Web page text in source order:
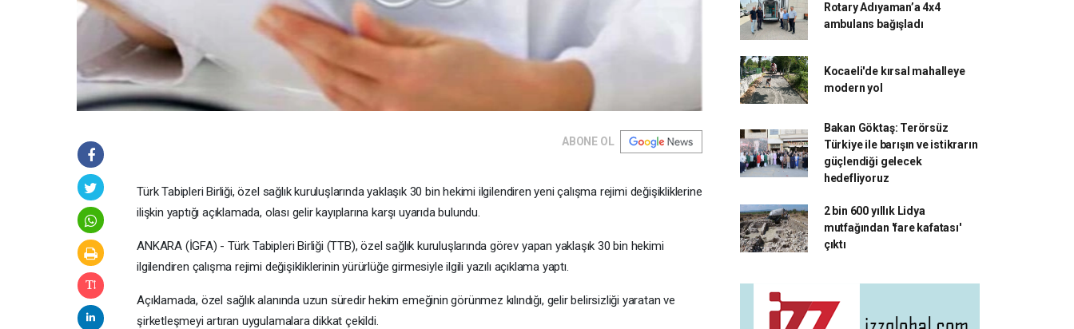
ABONE OL
Türk Tabipleri Birliği, özel sağlık kuruluşlarında yaklaşık 30 bin hekimi ilgilendiren yeni çalışma rejimi değişikliklerine
ilişkin yaptığı açıklamada, olası gelir kayıplarına karşı uyarıda bulundu.
ANKARA (İGFA) - Türk Tabipleri Birliği (TTB), özel sağlık kuruluşlarında görev yapan yaklaşık 30 bin hekimi
ilgilendiren çalışma rejimi değişikliklerinin yürürlüğe girmesiyle ilgili yazılı açıklama yaptı.
Açıklamada, özel sağlık alanında uzun süredir hekim emeğinin görünmez kılındığı, gelir belirsizliği yaratan ve
şirketleşmeyi artıran uygulamalara dikkat çekildi.
Rotary Adıyaman’a 4x4
ambulans bağışladı
Kocaeli'de kırsal mahalleye
modern yol
Bakan Göktaş: Terörsüz
Türkiye ile barışın ve istikrarın
güçlendiği gelecek
hedefliyoruz
2 bin 600 yıllık Lidya
mutfağından 'fare kafatası'
çıktı